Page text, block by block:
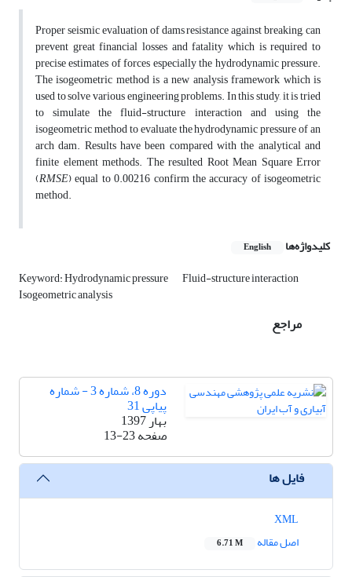
Proper seismic evaluation of dams resistance against breaking, can
prevent great financial losses and fatality which is required to
precise estimates of forces especially the hydrodynamic pressure.
The isogeometric method is a new analysis framework which is
used to solve various engineering problems. In this study, it is tried
to simulate the fluid-structure interaction and using the
isogeometric method to evaluate the hydrodynamic pressure of an
arch dam. Results have been compared with the analytical and
finite element methods. The resulted Root Mean Square Error
(RMSE) equal to 0.00216 confirm the accuracy of isogeometric
method.
کلیدواژه‌ها English
Keyword: Hydrodynamic pressure Fluid-structure interaction
Isogeometric analysis
مراجع
دوره 8، شماره 3 - شماره
پیاپی 31
بهار 1397
صفحه13-23
فایل ها
اصل مقاله
6.71 M